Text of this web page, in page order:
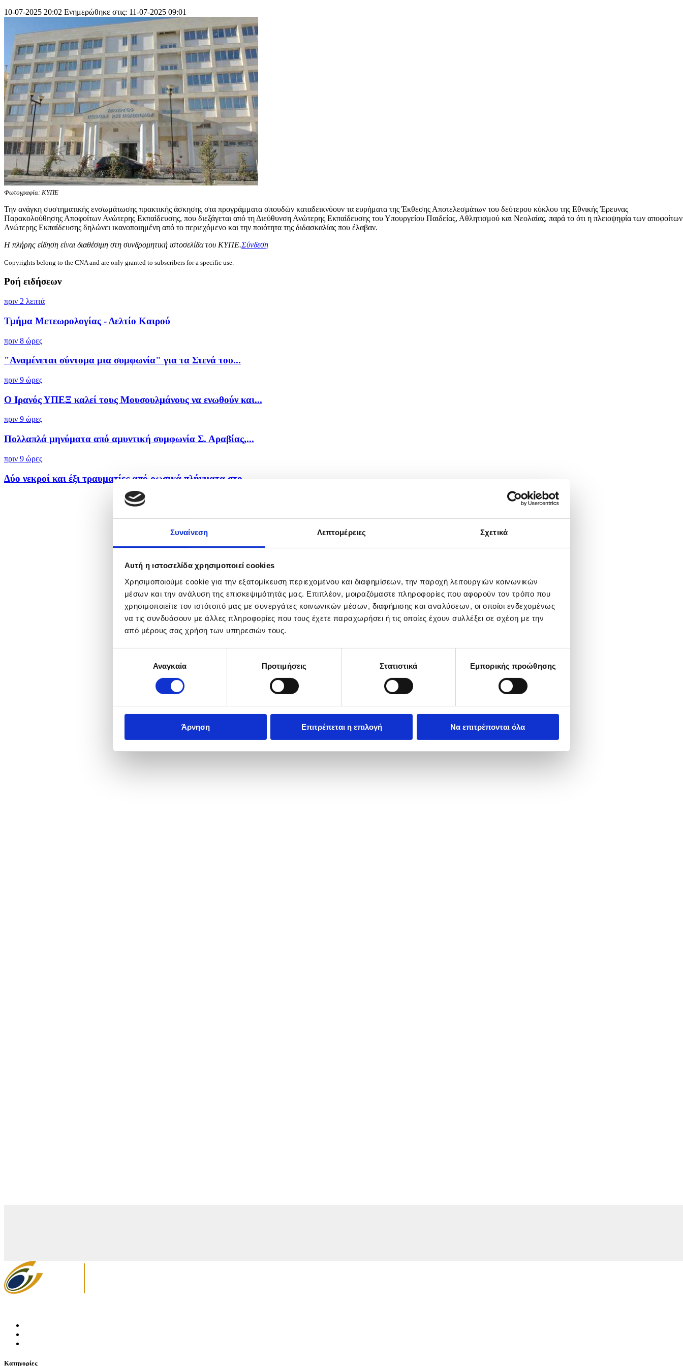
Συναίνεση Λεπτομέρειες Σχετικά
Αυτή η ιστοσελίδα χρησιμοποιεί cookies
Χρησιμοποιούμε cookie για την εξατομίκευση περιεχομένου και διαφημίσεων, την παροχή λειτουργιών κοινωνικών
μέσων και την ανάλυση της επισκεψιμότητάς μας. Επιπλέον, μοιραζόμαστε πληροφορίες που αφορούν τον τρόπο που
χρησιμοποιείτε τον ιστότοπό μας με συνεργάτες κοινωνικών μέσων, διαφήμισης και αναλύσεων, οι οποίοι ενδεχομένως
να τις συνδυάσουν με άλλες πληροφορίες που τους έχετε παραχωρήσει ή τις οποίες έχουν συλλέξει σε σχέση με την
από μέρους σας χρήση των υπηρεσιών τους.
συγκατάθεσηςΑναγκαία Προτιμήσεις Στατιστικά Εμπορικής προώθησης
Άρνηση Επιτρέπεται η επιλογή Να επιτρέπονται όλα
10-07-2025 20:02 Ενημερώθηκε στις: 11-07-2025 09:01
Φωτογραφία: ΚΥΠΕ
Την ανάγκη συστηματικής ενσωμάτωσης πρακτικής άσκησης στα προγράμματα σπουδών καταδεικνύουν τα ευρήματα της Έκθεσης Αποτελεσμάτων του δεύτερου κύκλου της Εθνικής Έρευνας
Παρακολούθησης Αποφοίτων Ανώτερης Εκπαίδευσης, που διεξάγεται από τη Διεύθυνση Ανώτερης Εκπαίδευσης του Υπουργείου Παιδείας, Αθλητισμού και Νεολαίας, παρά το ότι η πλειοψηφία των αποφοίτων
Ανώτερης Εκπαίδευσης δηλώνει ικανοποιημένη από το περιεχόμενο και την ποιότητα της διδασκαλίας που έλαβαν.
Η πλήρης είδηση είναι διαθέσιμη στη συνδρομητική ιστοσελίδα του ΚΥΠΕ.Σύνδεση
Copyrights belong to the CNA and are only granted to subscribers for a specific use.
Ροή ειδήσεων
πριν 2 λεπτά
Τμήμα Μετεωρολογίας - Δελτίο Καιρού
πριν 8 ώρες
"Αναμένεται σύντομα μια συμφωνία" για τα Στενά του...
πριν 9 ώρες
Ο Ιρανός ΥΠΕΞ καλεί τους Μουσουλμάνους να ενωθούν και...
πριν 9 ώρες
Πολλαπλά μηνύματα από αμυντική συμφωνία Σ. Αραβίας,...
πριν 9 ώρες
Δύο νεκροί και έξι τραυματίες από ρωσικά πλήγματα στο...
Κατηγορίες